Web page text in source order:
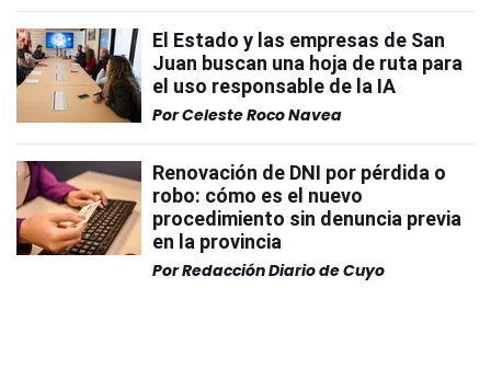
El Estado y las empresas de San
Juan buscan una hoja de ruta para
el uso responsable de la IA
PorCeleste Roco Navea
Renovación de DNI por pérdida o
robo: cómo es el nuevo
procedimiento sin denuncia previa
en la provincia
PorRedacción Diario de Cuyo